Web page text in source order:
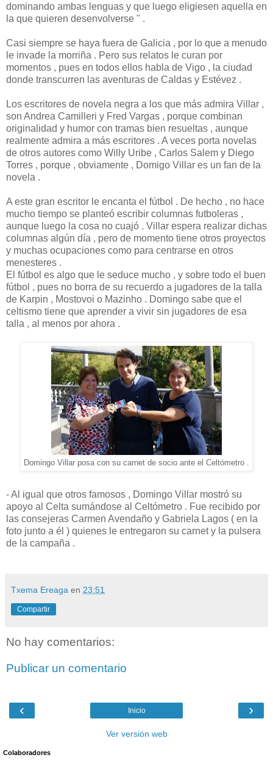
dominando ambas lenguas y que luego eligiesen aquella en
la que quieren desenvolverse " .
Casi siempre se haya fuera de Galicia , por lo que a menudo
le invade la morriña . Pero sus relatos le curan por
momentos , pues en todos ellos habla de Vigo , la ciudad
donde transcurren las aventuras de Caldas y Estévez .
Los escritores de novela negra a los que más admira Villar ,
son Andrea Camilleri y Fred Vargas , porque combinan
originalidad y humor con tramas bien resueltas , aunque
realmente admira a más escritores . A veces porta novelas
de otros autores como Willy Uribe , Carlos Salem y Diego
Torres , porque , obviamente , Domigo Villar es un fan de la
novela .
A este gran escritor le encanta el fútbol . De hecho , no hace
mucho tiempo se planteó escribir columnas futboleras ,
aunque luego la cosa no cuajó . Villar espera realizar dichas
columnas algún día , pero de momento tiene otros proyectos
y muchas ocupaciones como para centrarse en otros
menesteres .
El fútbol es algo que le seduce mucho , y sobre todo el buen
fútbol , pues no borra de su recuerdo a jugadores de la talla
de Karpin , Mostovoi o Mazinho . Domingo sabe que el
celtismo tiene que aprender a vivir sin jugadores de esa
talla , al menos por ahora .
Domingo Villar posa con su carnet de socio ante el Celtómetro .
- Al igual que otros famosos , Domingo Villar mostró su
apoyo al Celta sumándose al Celtómetro . Fue recibido por
las consejeras Carmen Avendaño y Gabriela Lagos ( en la
foto junto a él ) quienes le entregaron su carnet y la pulsera
de la campaña .
Txema Ereaga en 23:51
Compartir
No hay comentarios:
Publicar un comentario
‹ ›
Inicio
Ver versión web
Colaboradores